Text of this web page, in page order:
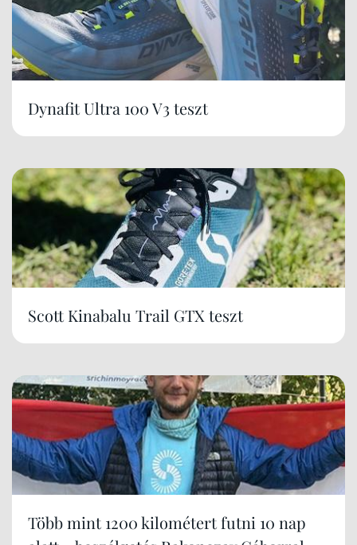
Dynafit Ultra 100 V3 teszt
Scott Kinabalu Trail GTX teszt
Több mint 1200 kilométert futni 10 nap